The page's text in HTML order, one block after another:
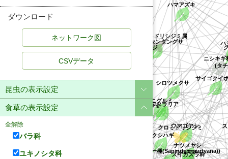
ペカン
サイ
セイヨウイボタ
ツクシハギ
ウマゴヤシ
クララ
シロツメクサ
リュウガン
ニシキギ科
ナツメヤシ
クロタラリア
ツルマメ
クロミドリシジミ
コバノセンナ
ノボリフジ
ビスグサ
イソフジ
ラハンノキ
ス
リュウキュウウラボシシジミ
ツノハシバミ
シロモンクロシジミ属
タッパンルリシジミ属
チシャノキ
ダウンロード
CSVデータ
昆虫の表示設定
食草の表示設定
全解除
バラ科
ユキノシタ科